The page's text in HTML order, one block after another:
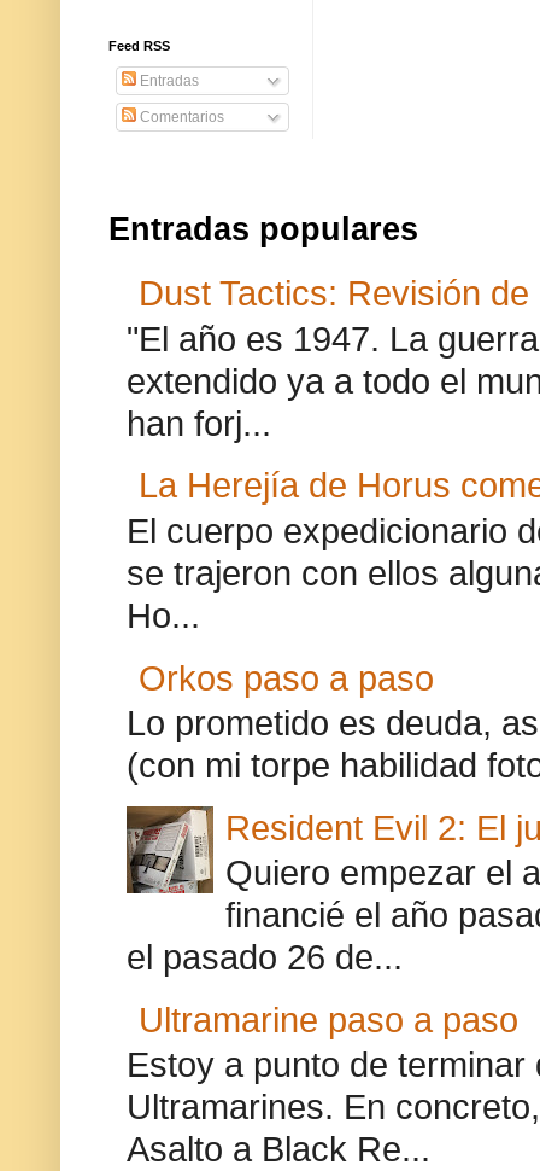
Feed RSS
Entradas
Comentarios
Entradas populares
Dust Tactics: Revisión
"El año es 1947. La
extendido ya a todo el
han forj...
La Herejía de Horus
El cuerpo expedicionario
se trajeron con ellos
Ho...
Orkos paso a paso
Lo prometido es deuda,
(con mi torpe habilidad
Resident Evil 2: El
Quiero empezar el
financié el año
el pasado 26 de...
Ultramarine paso a paso
Estoy a punto de
Ultramarines. En
Asalto a Black Re...